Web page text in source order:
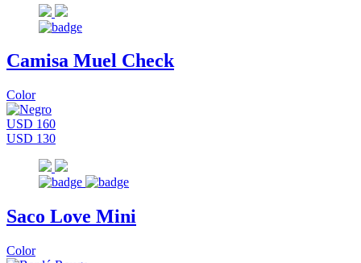
Camisa Muel Check
Color
USD 160
USD 130
Saco Love Mini
Color